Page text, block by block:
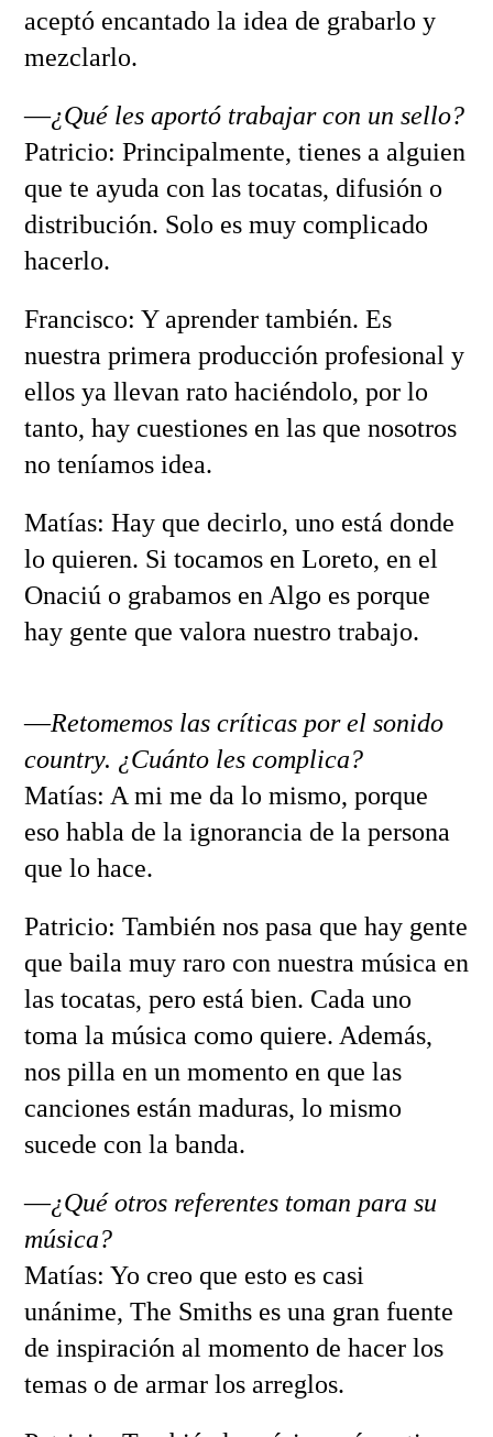
aceptó encantado la idea de grabarlo y
mezclarlo.
—¿Qué les aportó trabajar con un sello?
Patricio: Principalmente, tienes a alguien
que te ayuda con las tocatas, difusión o
distribución. Solo es muy complicado
hacerlo.
Francisco: Y aprender también. Es
nuestra primera producción profesional y
ellos ya llevan rato haciéndolo, por lo
tanto, hay cuestiones en las que nosotros
no teníamos idea.
Matías: Hay que decirlo, uno está donde
lo quieren. Si tocamos en Loreto, en el
Onaciú o grabamos en Algo es porque
hay gente que valora nuestro trabajo.
—Retomemos las críticas por el sonido
country. ¿Cuánto les complica?
Matías: A mi me da lo mismo, porque
eso habla de la ignorancia de la persona
que lo hace.
Patricio: También nos pasa que hay gente
que baila muy raro con nuestra música en
las tocatas, pero está bien. Cada uno
toma la música como quiere. Además,
nos pilla en un momento en que las
canciones están maduras, lo mismo
sucede con la banda.
—¿Qué otros referentes toman para su
música?
Matías: Yo creo que esto es casi
unánime, The Smiths es una gran fuente
de inspiración al momento de hacer los
temas o de armar los arreglos.